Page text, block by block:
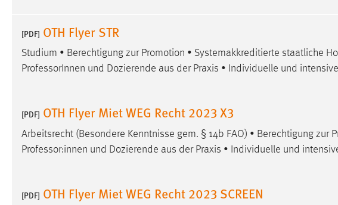
[PDF] OTH Flyer STR
Studium • Berechtigung zur Promotion • Systemakkreditierte staatliche
ProfessorInnen und Dozierende aus der Praxis • Individuelle und intensive
[PDF] OTH Flyer Miet WEG Recht 2023 X3
Arbeitsrecht (Besondere Kenntnisse gem. § 14b FAO) • Berechtigung zur
Professor:innen und Dozierende aus der Praxis • Individuelle und
[PDF] OTH Flyer Miet WEG Recht 2023 SCREEN